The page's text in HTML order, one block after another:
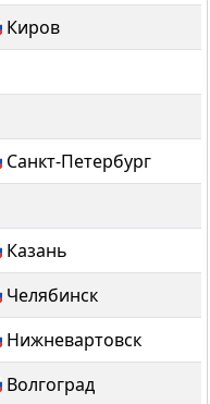
Киров
Санкт-Петербург
Казань
Челябинск
Нижневартовск
Волгоград